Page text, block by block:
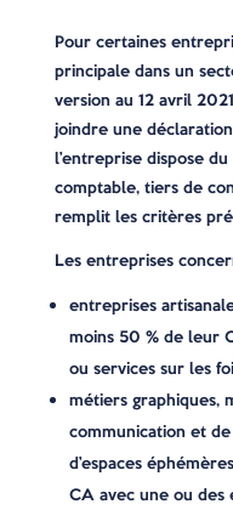
Pour certaines
principale dans un
version au 12 avril
joindre une
l’entreprise dispose
comptable, tiers de
remplit les critères
Les entreprises
entreprises
moins 50 % de leur
ou services sur les
métiers graphiques,
communication et
d’espaces
CA avec une ou